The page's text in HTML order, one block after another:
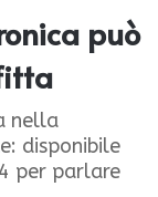
può
nella
disponibile
per parlare